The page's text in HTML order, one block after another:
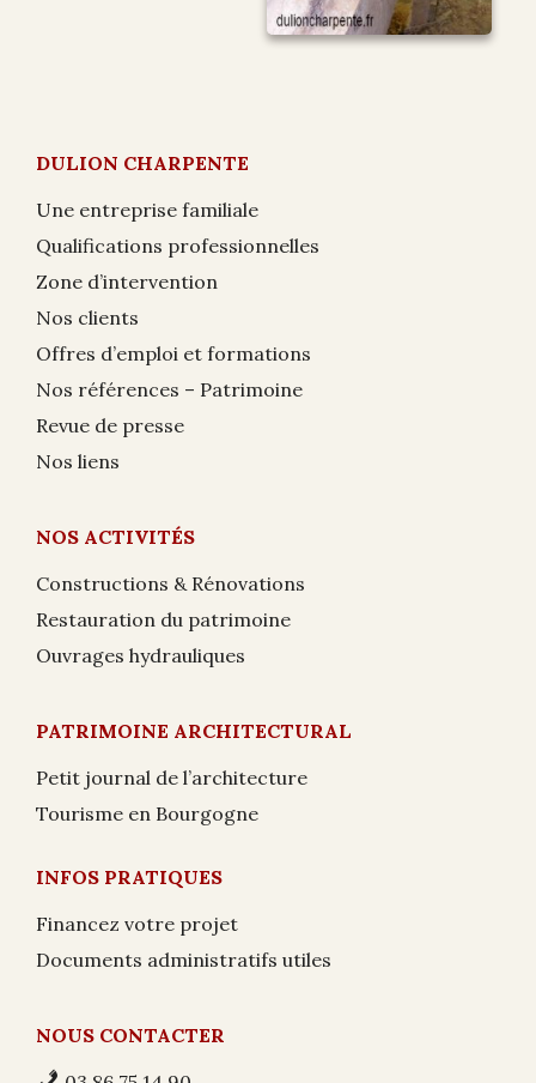
DULION CHARPENTE
Une entreprise familiale
Qualifications professionnelles
Zone d’intervention
Nos clients
Offres d’emploi et formations
Nos références – Patrimoine
Revue de presse
Nos liens
NOS ACTIVITÉS
Constructions & Rénovations
Restauration du patrimoine
Ouvrages hydrauliques
PATRIMOINE ARCHITECTURAL
Petit journal de l’architecture
Tourisme en Bourgogne
INFOS PRATIQUES
Financez votre projet
Documents administratifs utiles
NOUS CONTACTER